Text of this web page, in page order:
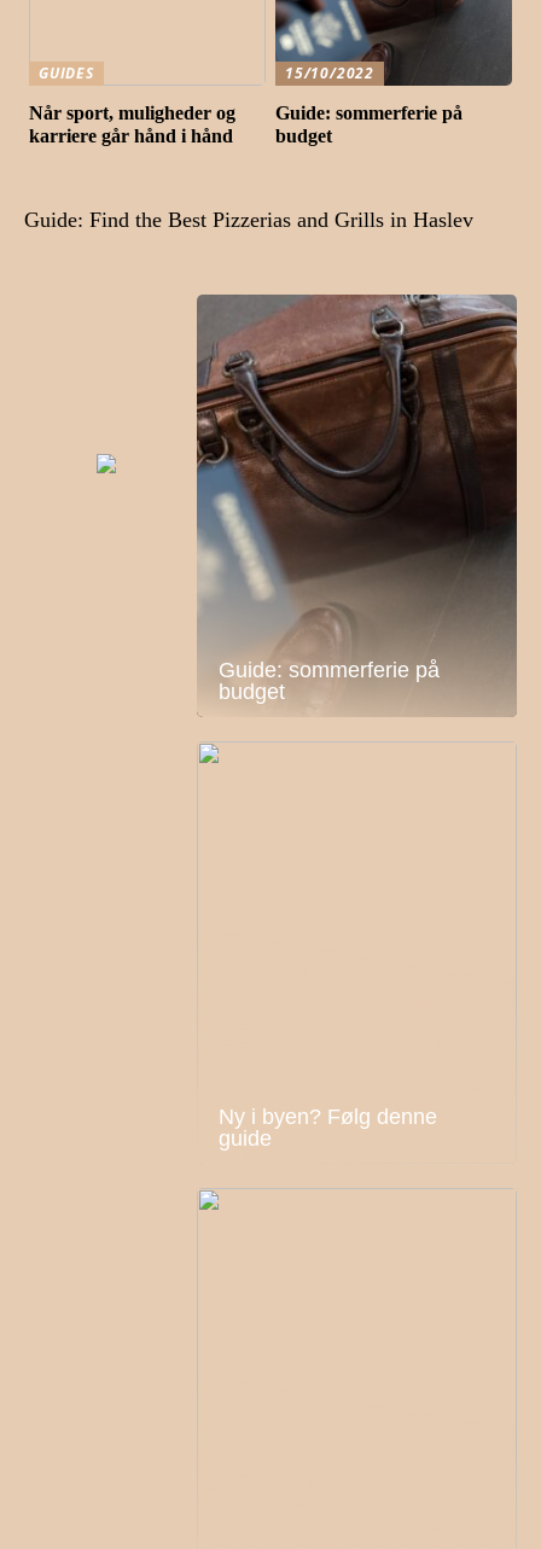
GUIDES
Når sport, muligheder og
karriere går hånd i hånd
15/10/2022
Guide: sommerferie på
budget
Guide: Find the Best Pizzerias and Grills in Haslev
Guide: sommerferie på
budget
Ny i byen? Følg denne
guide